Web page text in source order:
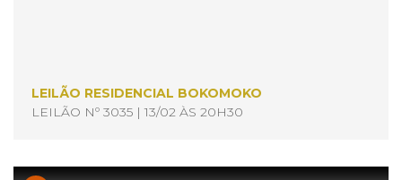
LEILÃO RESIDENCIAL BOKOMOKO
LEILÃO Nº 3035 | 13/02 ÀS 20H30